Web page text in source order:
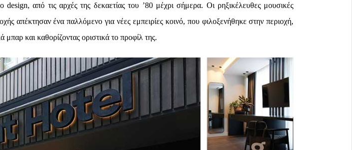
design, από τις αρχές της δεκαετίας του ’80 μέχρι σήμερα. Οι ρηξικέλευθες μουσικές
απέκτησαν ένα παλλόμενο για νέες εμπειρίες κοινό, που φιλοξενήθηκε στην περιοχή,
μπαρ και καθορίζοντας οριστικά το προφίλ της.